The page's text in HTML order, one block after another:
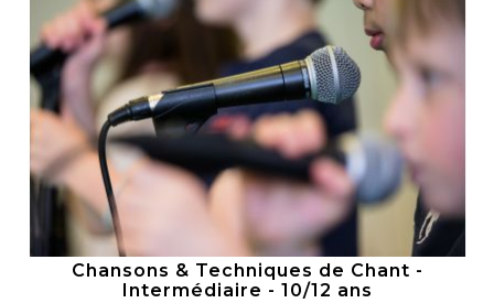
Chansons & Techniques de Chant -
Intermédiaire - 10/12 ans